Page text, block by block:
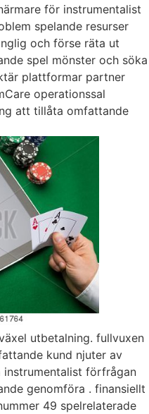
för instrumentalist
spelande resurser
och förse räta ut
spel mönster och söka
plattformar partner
operationssal
att tillåta omfattande
utbetalning. fullvuxen
kund njuter av
förfrågan
genomföra . finansiellt
49 spelrelaterade